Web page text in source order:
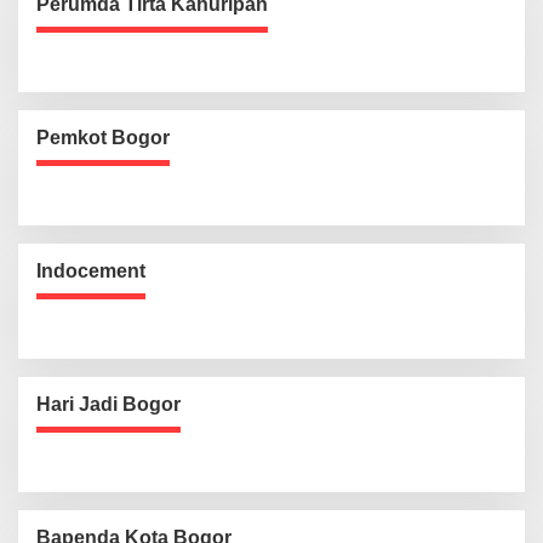
Pemkot Bogor
Indocement
Hari Jadi Bogor
Bapenda Kota Bogor